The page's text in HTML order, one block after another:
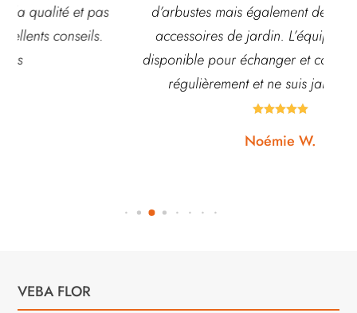
d’arbustes mais également de pots ou autre
accessoires de jardin. L’équipe est souvent
disponible pour échanger et conseiller. J’y vais
régulièrement et ne suis jamais déçue.
VEBA FLOR